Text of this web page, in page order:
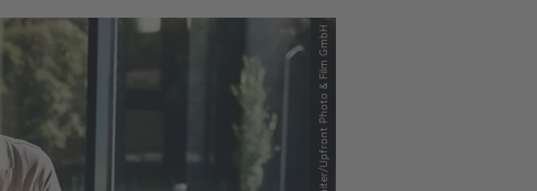
© Johanniter/Upfront Photo & Film GmbH